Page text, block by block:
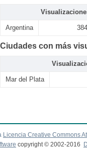
Argentina 384
Ciudades con más
Mar del Plata
Licencia Creative Commons
copyright © 2002-2016